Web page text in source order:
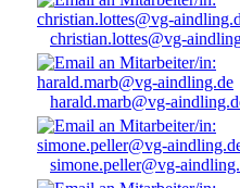
christian.lottes@vg-
harald.marb@vg-
simone.peller@vg-